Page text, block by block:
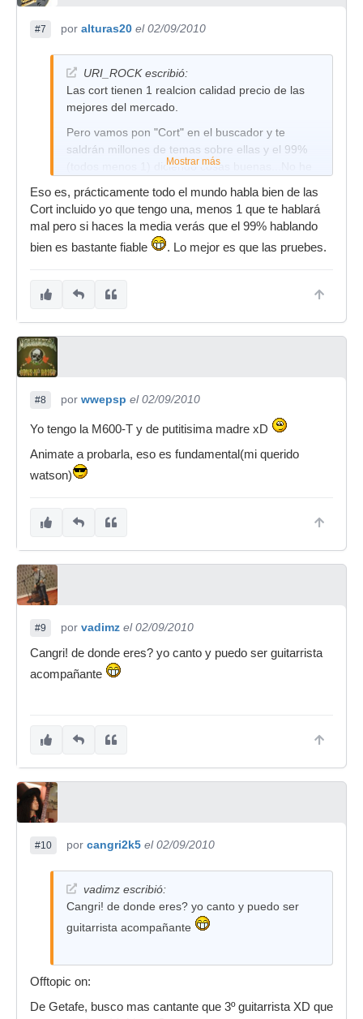
#7 por alturas20 el 02/09/2010
URI_ROCK escribió:
Las cort tienen 1 realcion calidad precio de las
mejores del mercado.
Pero vamos pon "Cort" en el buscador y te
saldrán millones de temas sobre ellas y el 99%
(todos menos 1) diciendo cosas buenas...No he
suya, yo tengo una también y está al nivel de
guitarras del doble de precio tanto en materiales
como construccion, tacto, y todo
Mostrar más
Eso es, prácticamente todo el mundo habla bien de las
Cort incluido yo que tengo una, menos 1 que te hablará
mal pero si haces la media verás que el 99% hablando
bien es bastante fiable
. Lo mejor es que las pruebes.
#8 por wwepsp el 02/09/2010
Yo tengo la M600-T y de putitisima madre xD
Animate a probarla, eso es fundamental(mi querido
watson)
#9 por vadimz el 02/09/2010
Cangri! de donde eres? yo canto y puedo ser guitarrista
acompañante
#10 por cangri2k5 el 02/09/2010
vadimz escribió:
Cangri! de donde eres? yo canto y puedo ser
guitarrista acompañante
Offtopic on:
De Getafe, busco mas cantante que 3º guitarrista XD que